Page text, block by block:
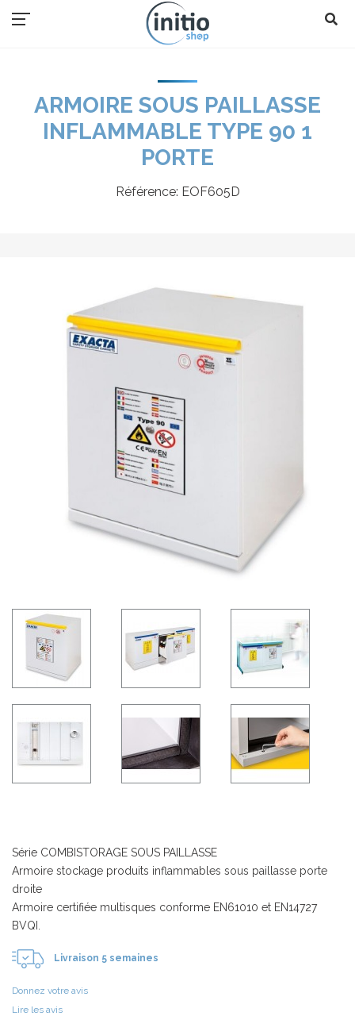
ARMOIRE SOUS PAILLASSE
INFLAMMABLE TYPE 90 1
PORTE
Référence: EOF605D
Série COMBISTORAGE SOUS PAILLASSE
Armoire stockage produits inflammables sous paillasse porte
droite
Armoire certifiée multisques conforme EN61010 et EN14727
BVQI.
Livraison 5 semaines
Donnez votre avis
Lire les avis